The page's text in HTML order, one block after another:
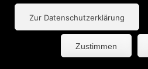
Zur Datenschutzerklärung
Zustimmen